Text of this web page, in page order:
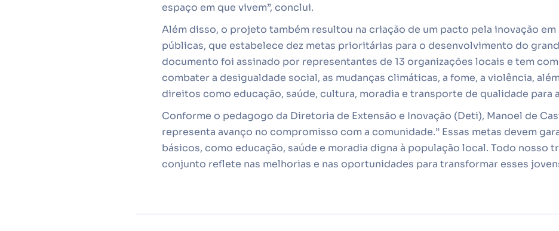
espaço em que vivem”, conclui.
Além disso, o projeto também resultou na criação de um pacto pela inovação
públicas, que estabelece dez metas prioritárias para o desenvolvimento do
documento foi assinado por representantes de 13 organizações locais e tem
combater a desigualdade social, as mudanças climáticas, a fome, a violência,
direitos como educação, saúde, cultura, moradia e transporte de qualidade para
Conforme o pedagogo da Diretoria de Extensão e Inovação (Deti), Manoel de
representa avanço no compromisso com a comunidade.” Essas metas devem
básicos, como educação, saúde e moradia digna à população local. Todo nosso
conjunto reflete nas melhorias e nas oportunidades para transformar esses